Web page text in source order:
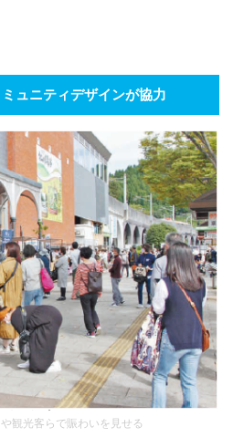
ュニティデザインが協力
観光客らで賑わいを見せる